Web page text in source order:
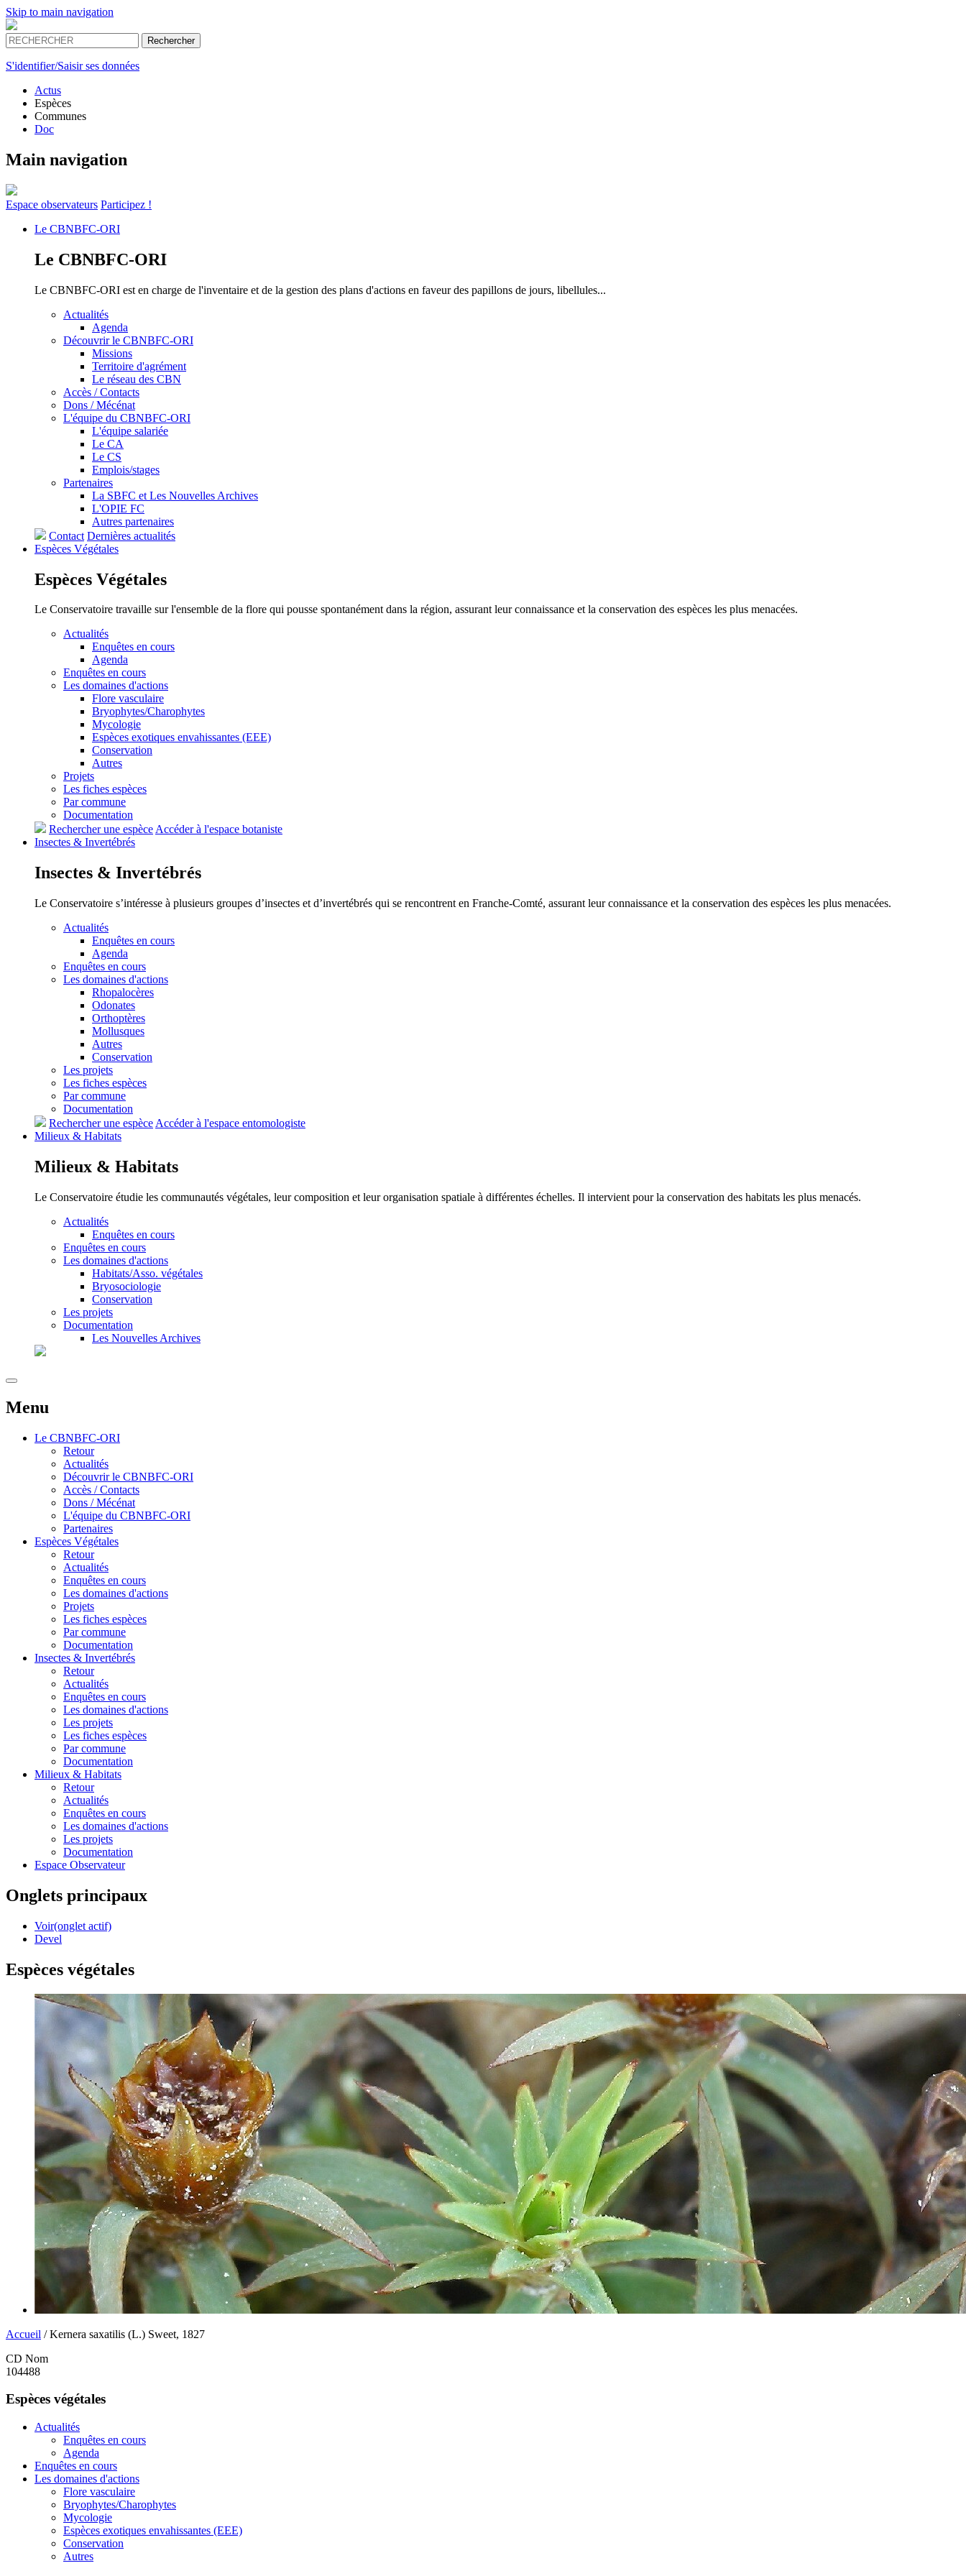
Skip to main navigation
S'identifier/Saisir ses données
Actus
Espèces
Communes
Doc
Main navigation
Espace observateurs Participez !
Le CBNBFC-ORI
Le CBNBFC-ORI
Le CBNBFC-ORI est en charge de l'inventaire et de la gestion des plans d'actions en faveur des papillons de jours, libellules...
Actualités
Agenda
Découvrir le CBNBFC-ORI
Missions
Territoire d'agrément
Le réseau des CBN
Accès / Contacts
Dons / Mécénat
L'équipe du CBNBFC-ORI
L'équipe salariée
Le CA
Le CS
Emplois/stages
Partenaires
La SBFC et Les Nouvelles Archives
L'OPIE FC
Autres partenaires
Contact Dernières actualités
Espèces Végétales
Espèces Végétales
Le Conservatoire travaille sur l'ensemble de la flore qui pousse spontanément dans la région, assurant leur connaissance et la conservation des espèces les plus menacées.
Actualités
Enquêtes en cours
Agenda
Enquêtes en cours
Les domaines d'actions
Flore vasculaire
Bryophytes/Charophytes
Mycologie
Espèces exotiques envahissantes (EEE)
Conservation
Autres
Projets
Les fiches espèces
Par commune
Documentation
Rechercher une espèceAccéder à l'espace botaniste
Insectes & Invertébrés
Insectes & Invertébrés
Le Conservatoire s’intéresse à plusieurs groupes d’insectes et d’invertébrés qui se rencontrent en Franche-Comté, assurant leur connaissance et la conservation des espèces les plus menacées.
Actualités
Enquêtes en cours
Agenda
Enquêtes en cours
Les domaines d'actions
Rhopalocères
Odonates
Orthoptères
Mollusques
Autres
Conservation
Les projets
Les fiches espèces
Par commune
Documentation
Rechercher une espèce Accéder à l'espace entomologiste
Milieux & Habitats
Milieux & Habitats
Le Conservatoire étudie les communautés végétales, leur composition et leur organisation spatiale à différentes échelles. Il intervient pour la conservation des habitats les plus menacés.
Actualités
Enquêtes en cours
Enquêtes en cours
Les domaines d'actions
Habitats/Asso. végétales
Bryosociologie
Conservation
Les projets
Documentation
Les Nouvelles Archives
Menu
Le CBNBFC-ORI
Retour
Actualités
Découvrir le CBNBFC-ORI
Accès / Contacts
Dons / Mécénat
L'équipe du CBNBFC-ORI
Partenaires
Espèces Végétales
Retour
Actualités
Enquêtes en cours
Les domaines d'actions
Projets
Les fiches espèces
Par commune
Documentation
Insectes & Invertébrés
Retour
Actualités
Enquêtes en cours
Les domaines d'actions
Les projets
Les fiches espèces
Par commune
Documentation
Milieux & Habitats
Retour
Actualités
Enquêtes en cours
Les domaines d'actions
Les projets
Documentation
Espace Observateur
Onglets principaux
Voir(onglet actif)
Devel
Espèces végétales
Accueil / Kernera saxatilis (L.) Sweet, 1827
CD Nom
104488
Espèces végétales
Actualités
Enquêtes en cours
Agenda
Enquêtes en cours
Les domaines d'actions
Flore vasculaire
Bryophytes/Charophytes
Mycologie
Espèces exotiques envahissantes (EEE)
Conservation
Autres